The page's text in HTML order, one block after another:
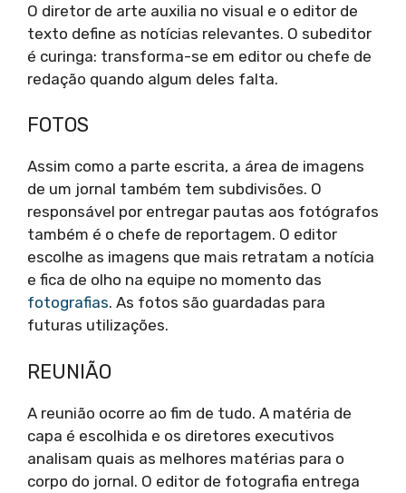
O diretor de arte auxilia no visual e o editor de
texto define as notícias relevantes. O subeditor
é curinga: transforma-se em editor ou chefe de
redação quando algum deles falta.
FOTOS
Assim como a parte escrita, a área de imagens
de um jornal também tem subdivisões. O
responsável por entregar pautas aos fotógrafos
também é o chefe de reportagem. O editor
escolhe as imagens que mais retratam a notícia
e fica de olho na equipe no momento das
fotografias. As fotos são guardadas para
futuras utilizações.
REUNIÃO
A reunião ocorre ao fim de tudo. A matéria de
capa é escolhida e os diretores executivos
analisam quais as melhores matérias para o
corpo do jornal. O editor de fotografia entrega